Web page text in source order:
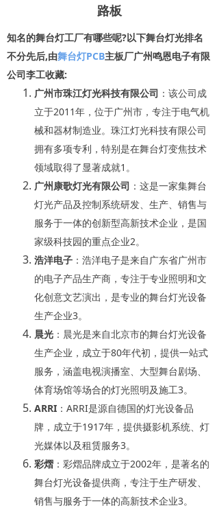
路板
知名的舞台灯工厂有哪些呢?以下舞台灯光排名
不分先后,由舞台灯PCB主板厂广州鸣恩电子有限
公司李工收藏:
广州市珠江灯光科技有限公司 ‌：该公司成
立于2011年，位于广州市，专注于电气机
械和器材制造业。珠江灯光科技有限公司
拥有多项专利，特别是在舞台灯变焦技术
领域取得了显著成就‌1 。
广州康歌灯光有限公司 ‌：这是一家集舞台
灯光产品及控制系统研发、生产、销售与
服务于一体的创新型高新技术企业，是国
家级科技园的重点企业‌2。
浩洋电子 ‌：浩洋电子是来自广东省广州市
的电子产品生产商，专注于专业照明和文
化创意文艺演出，是专业的舞台灯光设备
生产企业‌3。
晨光 ‌：晨光是来自北京市的舞台灯光设备
生产企业，成立于80年代初，提供一站式
服务，涵盖电视演播室、大型舞台剧场、
体育场馆等场合的灯光照明及施工‌3。
ARRI ‌：ARRI是源自德国的灯光设备品
牌，成立于1917年，提供摄影机系统、灯
光媒体以及租赁服务‌3。
彩熠 ‌：彩熠品牌成立于2002年，是著名的
舞台灯光设备提供商，专注于生产研发、
销售与服务于一体的高新技术企业‌3。